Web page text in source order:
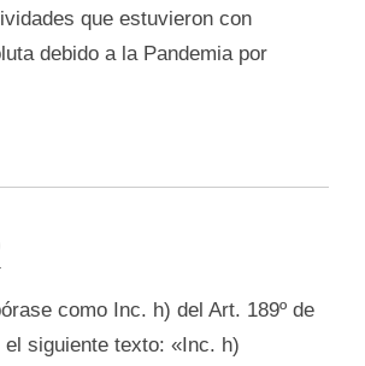
que estuvieron con
debido a la Pandemia por
como Inc. h) del Art. 189º de
el siguiente texto: «Inc. h)